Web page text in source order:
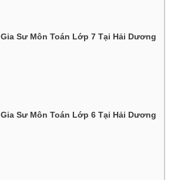
Gia Sư Môn Toán Lớp 7 Tại Hải Dương
Gia Sư Môn Toán Lớp 6 Tại Hải Dương